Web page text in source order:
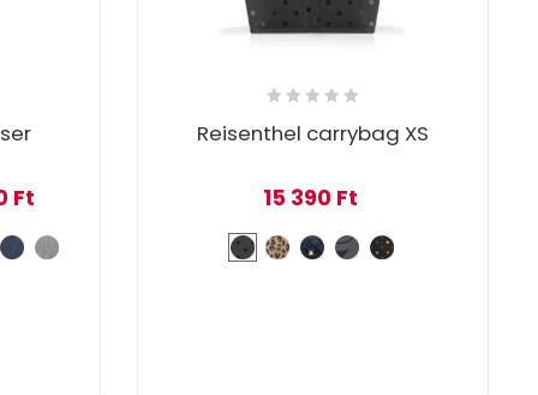
was: 42 590 Ft.
Ft
Reisenthel carrybag XS
15 390 Ft